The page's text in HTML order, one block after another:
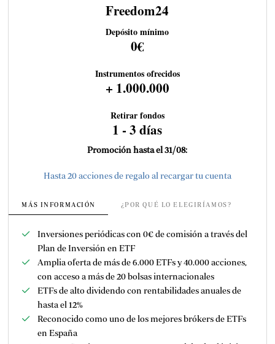
Freedom24
Depósito mínimo
0€
Instrumentos ofrecidos
+ 1.000.000
Retirar fondos
1 - 3 días
Promoción hasta el 31/08:
Hasta 20 acciones de regalo al recargar tu cuenta
MÁS INFORMACIÓN ¿POR QUÉ LO ELEGIRÍAMOS?
Inversiones periódicas con 0€ de comisión a través del
Plan de Inversión en ETF
Amplia oferta de más de 6.000 ETFs y40.000 acciones,
con acceso a más de 20 bolsas internacionales
ETFs de alto dividendo con rentabilidades anuales de
hasta el 12%
Reconocido como uno de los mejores brókers de ETFs
en España